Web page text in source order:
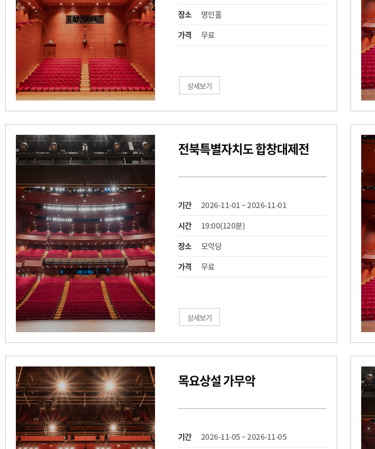
장소
명인홀
가격
무료
상세보기
전북특별자치도 합창대제전
기간
2026-11-01 ~ 2026-11-01
시간
19:00(120분)
장소
모악당
가격
무료
상세보기
목요상설 가무악
기간
2026-11-05 ~ 2026-11-05